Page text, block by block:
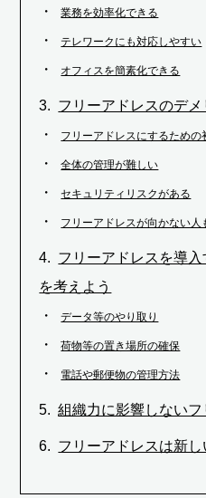
業務を効率化できる
テレワークにも対応しやすい
オフィスを簡素化できる
フリーアドレスのデメ
フリーアドレスにするための
全体の管理が難しい
セキュリティリスクがある
フリーアドレスが向かない人
フリーアドレスを導
を考えよう
データ等のやり取り
荷物等の置き場所の確保
電話や郵便物の管理方法
組織力に影響しない
フリーアドレスは新